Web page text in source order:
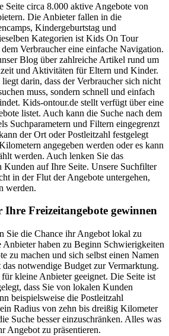
Seite circa 8.000 aktive Angebote von
Die Anbieter fallen in die
Kindergeburtstag und
Kategorien ist Kids On Tour
Verbraucher eine einfache Navigation.
Blog über zahlreiche Artikel rund um
und Aktivitäten für Eltern und Kinder.
darin, dass der Verbraucher sich nicht
muss, sondern schnell und einfach
Kids-ontour.de stellt verfügt über eine
listet. Auch kann die Suche nach dem
Suchparametern und Filtern eingegrenzt
der Ort oder Postleitzahl festgelegt
angegeben werden oder es kann
werden. Auch lenken Sie das
Kunden auf Ihre Seite. Unsere Suchfilter
in der Flut der Angebote untergehen,
werden.
Freizeitangebote gewinnen
Sie die Chance ihr Angebot lokal zu
Anbieter haben zu Beginn Schwierigkeiten
zu machen und sich selbst einen Namen
notwendige Budget zur Vermarktung.
kleine Anbieter geeignet. Die Seite ist
dass Sie von lokalen Kunden
beispielsweise die Postleitzahl
Radius von zehn bis dreißig Kilometer
Suche besser einzuschränken. Alles was
Angebot zu präsentieren.